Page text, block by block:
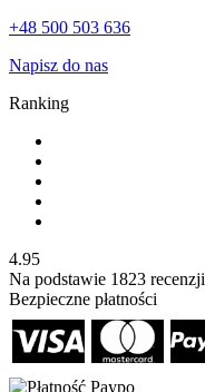
+48 500 503 636
Napisz do nas
Ranking
4.95
Na podstawie 1823 recenzji
Bezpieczne płatności